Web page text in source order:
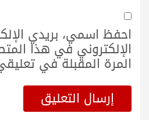
احفظ اسمي، بريدي
الإلكتروني في هذا
المرة المقبلة في